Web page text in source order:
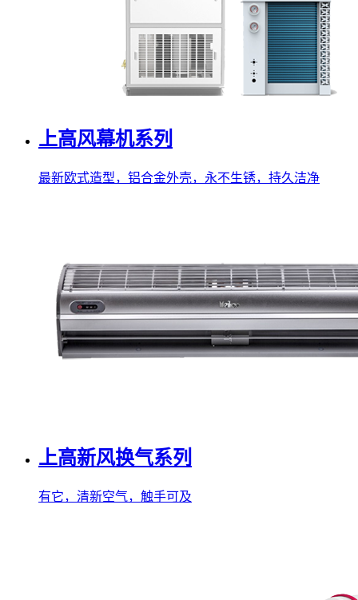
上高风幕机系列
最新欧式造型，铝合金外壳，永不生锈，持久洁净
上高新风换气系列
有它，清新空气，触手可及